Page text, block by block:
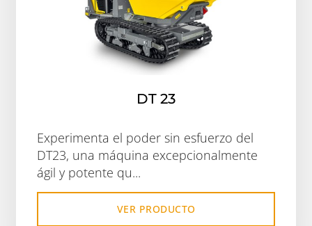
DT 23
Experimenta el poder sin esfuerzo del
DT23, una máquina excepcionalmente
ágil y potente qu...
VER PRODUCTO